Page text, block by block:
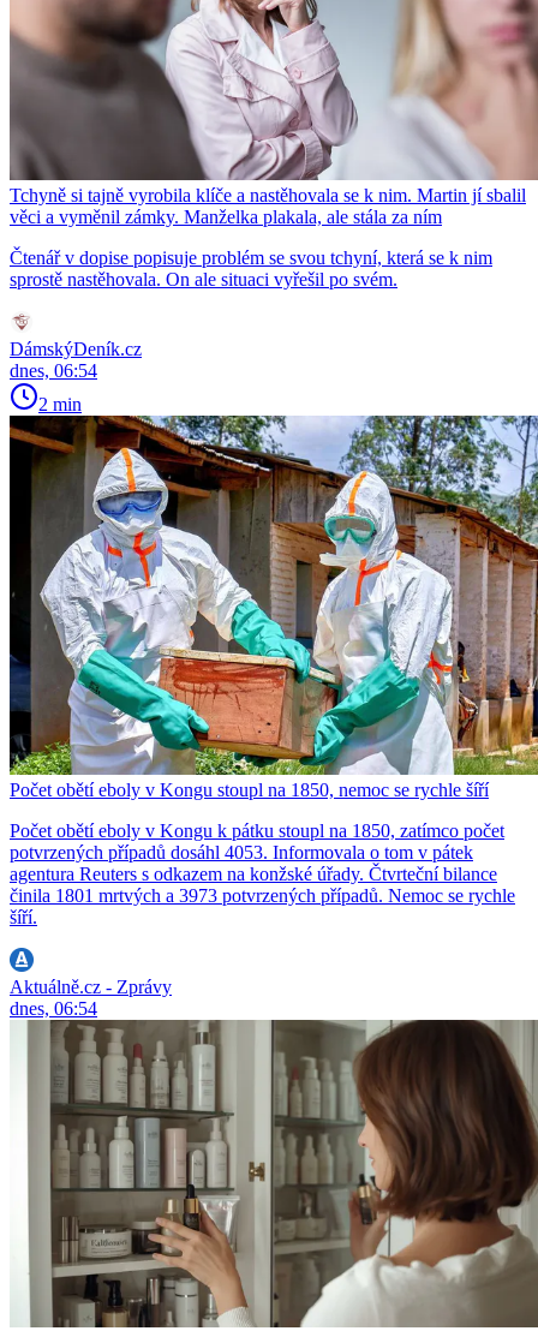
Tchyně si tajně vyrobila klíče a nastěhovala se k nim. Martin jí sbalil
věci a vyměnil zámky. Manželka plakala, ale stála za ním
Čtenář v dopise popisuje problém se svou tchyní, která se k nim
sprostě nastěhovala. On ale situaci vyřešil po svém.
DámskýDeník.cz
dnes, 06:54
2 min
Počet obětí eboly v Kongu stoupl na 1850, nemoc se rychle šíří
Počet obětí eboly v Kongu k pátku stoupl na 1850, zatímco počet
potvrzených případů dosáhl 4053. Informovala o tom v pátek
agentura Reuters s odkazem na konžské úřady. Čtvrteční bilance
činila 1801 mrtvých a 3973 potvrzených případů. Nemoc se rychle
šíří.
Aktuálně.cz - Zprávy
dnes, 06:54